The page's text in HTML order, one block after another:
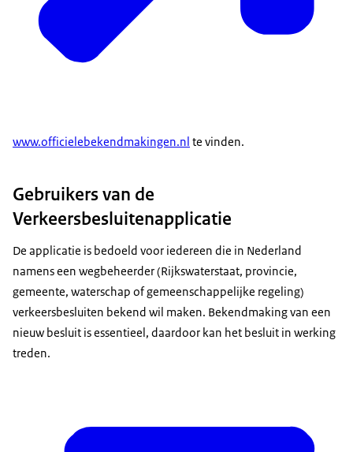
www.officielebekendmakingen.nl te vinden.
Gebruikers van de
Verkeersbesluitenapplicatie
De applicatie is bedoeld voor iedereen die in Nederland
namens een wegbeheerder (Rijkswaterstaat, provincie,
gemeente, waterschap of gemeenschappelijke regeling)
verkeersbesluiten bekend wil maken. Bekendmaking van een
nieuw besluit is essentieel, daardoor kan het besluit in werking
treden.